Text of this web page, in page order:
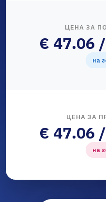
ЦЕНА ЗА
€ 47.06
на
ЦЕНА ЗА
€ 47.06
на